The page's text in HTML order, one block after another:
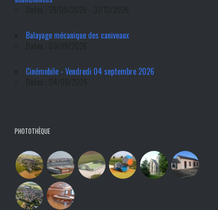
Balayage mécanique des caniveaux
Cinémobile - Vendredi 04 septembre 2026
PHOTOTHÈQUE